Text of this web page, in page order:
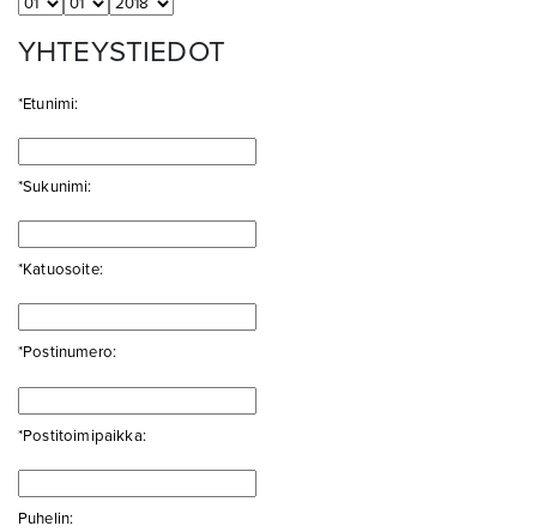
YHTEYSTIEDOT
*Etunimi:
*Sukunimi:
*Katuosoite:
*Postinumero:
*Postitoimipaikka:
Puhelin: